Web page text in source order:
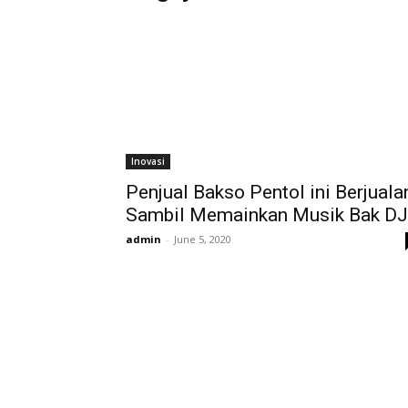
Inovasi
Penjual Bakso Pentol ini
Sambil Memainkan Musik Bak DJ
admin - June 5, 2020